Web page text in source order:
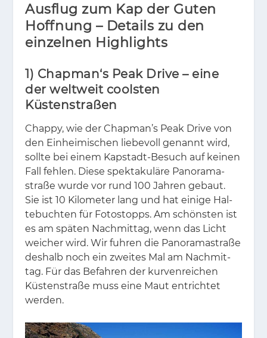
Ausflug zum Kap der Guten
Hoffnung – Details zu den
einzelnen Highlights
1) Chapman‘s Peak Drive – eine
der weltweit coolsten
Küstenstraßen
Chap­py, wie der Chap­man’s Peak Dri­ve von
den Ein­hei­mi­schen lie­be­voll ge­nannt wird,
soll­te bei ei­nem Kap­stadt-Be­such auf kei­nen
Fall feh­len. Die­se spek­ta­ku­lä­re Pan­ora­ma­
stra­ße wur­de vor rund 100 Jah­ren ge­baut.
Sie ist 10 Ki­lo­me­ter lang und hat ei­ni­ge Hal­
te­buch­ten für Fo­to­s­topps. Am schöns­ten ist
es am spä­ten Nach­mit­tag, wenn das Licht
wei­cher wird. Wir fuh­ren die Pan­ora­ma­stra­ße
des­halb noch ein zwei­tes Mal am Nach­mit­
tag. Für das Be­fah­ren der kur­ven­rei­chen
Küs­ten­stra­ße muss eine Maut ent­rich­tet
wer­den.